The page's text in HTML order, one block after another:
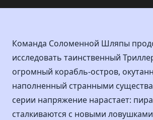
Команда Соломенной Шляпы
исследовать таинственный
огромный корабль-остров,
наполненный странными
серии напряжение нарастает:
сталкиваются с новыми